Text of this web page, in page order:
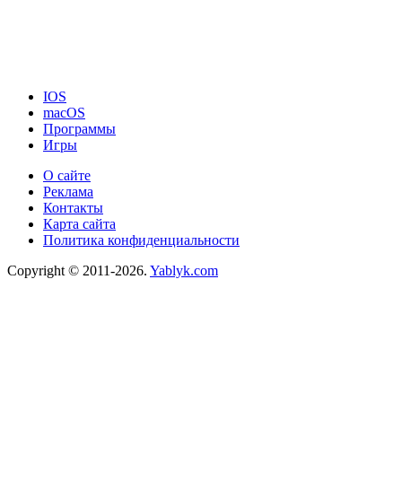
IOS
macOS
Программы
Игры
О сайте
Реклама
Контакты
Карта сайта
Политика конфиденциальности
Copyright © 2011-2026. Yablyk.сom